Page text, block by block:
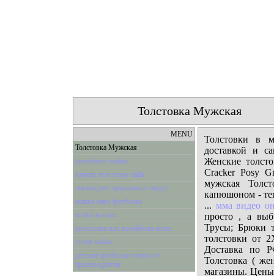
Толстовка Мужская
MENU
Толстовка Мужская
армейские майки
купить толстовку найк
посмотреть прикольные видео
микки маус футболка
майка кавказ
кроссовки для волейбола асикс
сухая майка
детские футболки оптом от
производителя
Толстовки в
доставкой и
Женские
Cracker Posy
мужская
капюшоном -
... мма видео
просто , а
Трусы; Брюки
толстовки от
Доставка по
Толстовка (
магазины.